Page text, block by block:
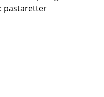
pastaretter